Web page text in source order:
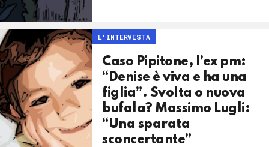
L'INTERVISTA
Caso Pipitone, l’ex pm:
“Denise è viva e ha una
figlia”. Svolta o nuova
bufala? Massimo Lugli:
“Una sparata
sconcertante”